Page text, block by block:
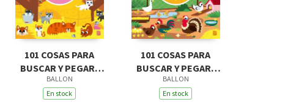
101 COSAS PARA
BUSCAR Y PEGAR-
LOS BEBÉS ANIMALES
BALLON
En stock
101 COSAS PARA
BUSCAR Y PEGAR-
LOS ANIMALES DE LA
GRANJA
BALLON
En stock